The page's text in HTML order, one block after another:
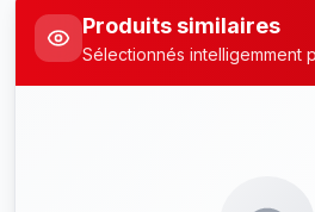
Produits similaires
Sélectionnés intelligemment